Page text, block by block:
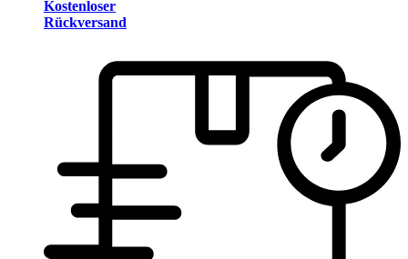
Kostenloser
Rückversand